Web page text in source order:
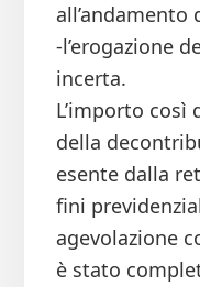
all’andamento
-l’erogazione
incerta.
L’importo
della
esente dalla
fini
agevolazione
è stato